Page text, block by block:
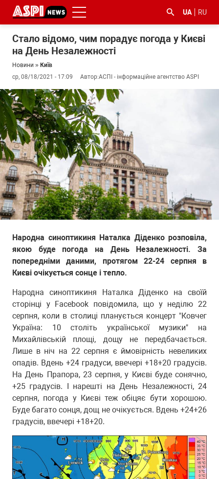
UA RU
Стало відомо, чим порадує погода у Києві
на День Незалежності
Новини » Київ
ср, 08/18/2021 - 17:09
Автор:АСПІ - інформаційне агентство ASPI
Народна синоптикиня Наталка Діденко розповіла,
якою буде погода на День Незалежності. За
попередніми даними, протягом 22-24 серпня в
Києві очікується сонце і тепло.
Народна синоптикиня Наталка Діденко на своїй
сторінці у Facebook повідомила, що у неділю 22
серпня, коли в столиці планується концерт "Ковчег
Україна: 10 століть української музики" на
Михайлівській площі, дощу не передбачається.
Лише в ніч на 22 серпня є ймовірність невеликих
опадів. Вдень +24 градуси, ввечері +18+20 градусів.
На День Прапора, 23 серпня, у Києві буде сонячно,
+25 градусів. І нарешті на День Незалежності, 24
серпня, погода у Києві теж обіцяє бути хорошою.
Буде багато сонця, дощ не очікується. Вдень +24+26
градусів, ввечері +18+20.
#ООС
#боротьба
з
корупцією
#ДФС #Київ